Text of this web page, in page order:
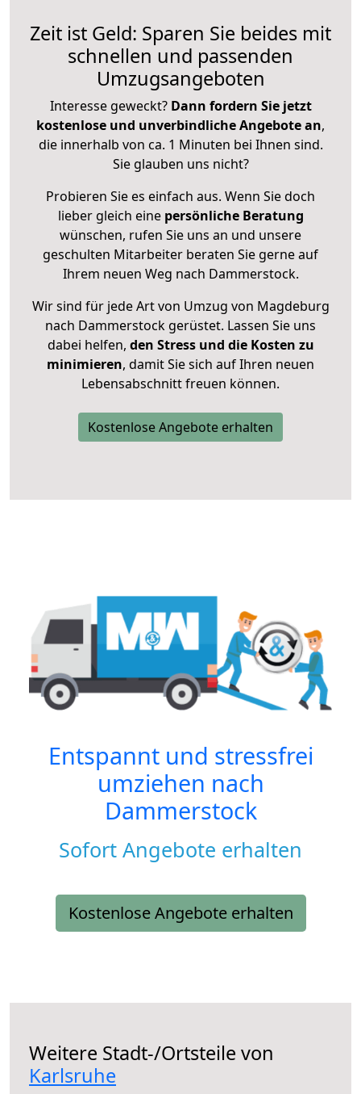
Zeit ist Geld: Sparen Sie beides mit
schnellen und passenden
Umzugsangeboten
Interesse geweckt? Dann fordern Sie jetzt
kostenlose und unverbindliche Angebote an,
die innerhalb von ca. 1 Minuten bei Ihnen sind.
Sie glauben uns nicht?
Probieren Sie es einfach aus. Wenn Sie doch
lieber gleich eine persönliche Beratung
wünschen, rufen Sie uns an und unsere
geschulten Mitarbeiter beraten Sie gerne auf
Ihrem neuen Weg nach Dammerstock.
Wir sind für jede Art von Umzug von Magdeburg
nach Dammerstock gerüstet. Lassen Sie uns
dabei helfen, den Stress und die Kosten zu
minimieren, damit Sie sich auf Ihren neuen
Lebensabschnitt freuen können.
Kostenlose Angebote erhalten
Entspannt und stressfrei
umziehen nach
Dammerstock
Sofort Angebote erhalten
Kostenlose Angebote erhalten
Weitere Stadt-/Ortsteile von
Karlsruhe